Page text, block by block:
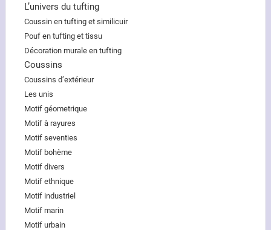
L’univers du tufting
Coussin en tufting et similicuir
Pouf en tufting et tissu
Décoration murale en tufting
Coussins
Coussins d’extérieur
Les unis
Motif géometrique
Motif à rayures
Motif seventies
Motif bohème
Motif divers
Motif ethnique
Motif industriel
Motif marin
Motif urbain